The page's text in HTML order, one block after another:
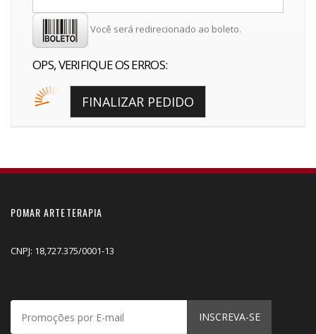
Você será redirecionado ao boleto.
OPS, VERIFIQUE OS ERROS:
FINALIZAR PEDIDO
POMAR ARTETERAPIA
CNPJ: 18,727.375/0001-13
INSCREVA-SE